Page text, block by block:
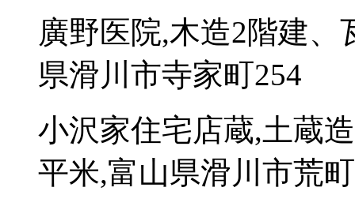
廣野医院,木造2階建、
県滑川市寺家町254
小沢家住宅店蔵,土蔵
平米,富山県滑川市荒